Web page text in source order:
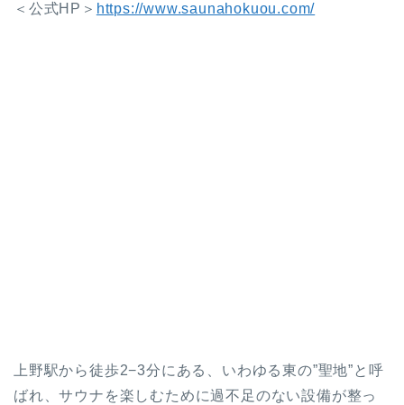
＜公式HP＞ https://www.saunahokuou.com/
上野駅から徒歩2−3分にある、いわゆる東の”聖地”と呼
ばれ、サウナを楽しむために過不足のない設備が整っ